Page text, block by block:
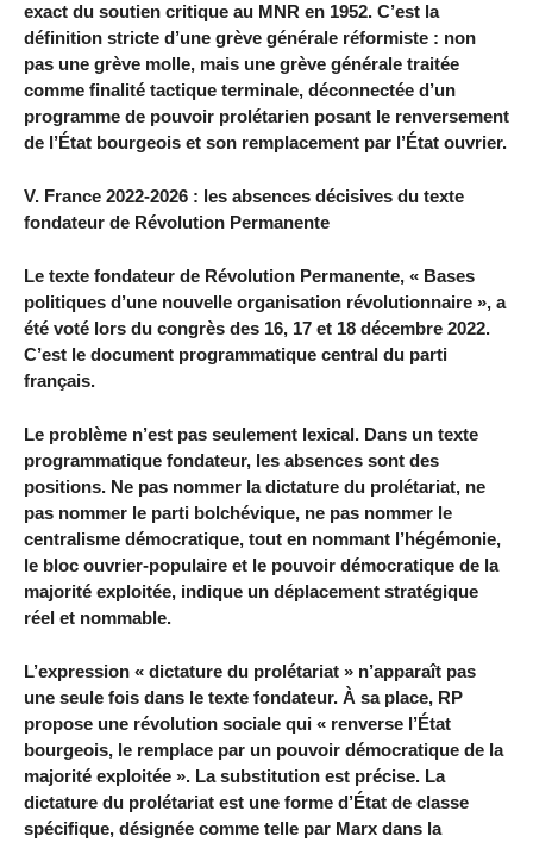
exact du soutien critique au MNR en 1952. C’est la
définition stricte d’une grève générale réformiste : non
pas une grève molle, mais une grève générale traitée
comme finalité tactique terminale, déconnectée d’un
programme de pouvoir prolétarien posant le renversement
de l’État bourgeois et son remplacement par l’État ouvrier.
V. France 2022-2026 : les absences décisives du texte
fondateur de Révolution Permanente
Le texte fondateur de Révolution Permanente, « Bases
politiques d’une nouvelle organisation révolutionnaire », a
été voté lors du congrès des 16, 17 et 18 décembre 2022.
C’est le document programmatique central du parti
français.
Le problème n’est pas seulement lexical. Dans un texte
programmatique fondateur, les absences sont des
positions. Ne pas nommer la dictature du prolétariat, ne
pas nommer le parti bolchévique, ne pas nommer le
centralisme démocratique, tout en nommant l’hégémonie,
le bloc ouvrier-populaire et le pouvoir démocratique de la
majorité exploitée, indique un déplacement stratégique
réel et nommable.
L’expression « dictature du prolétariat » n’apparaît pas
une seule fois dans le texte fondateur. À sa place, RP
propose une révolution sociale qui « renverse l’État
bourgeois, le remplace par un pouvoir démocratique de la
majorité exploitée ». La substitution est précise. La
dictature du prolétariat est une forme d’État de classe
spécifique, désignée comme telle par Marx dans la